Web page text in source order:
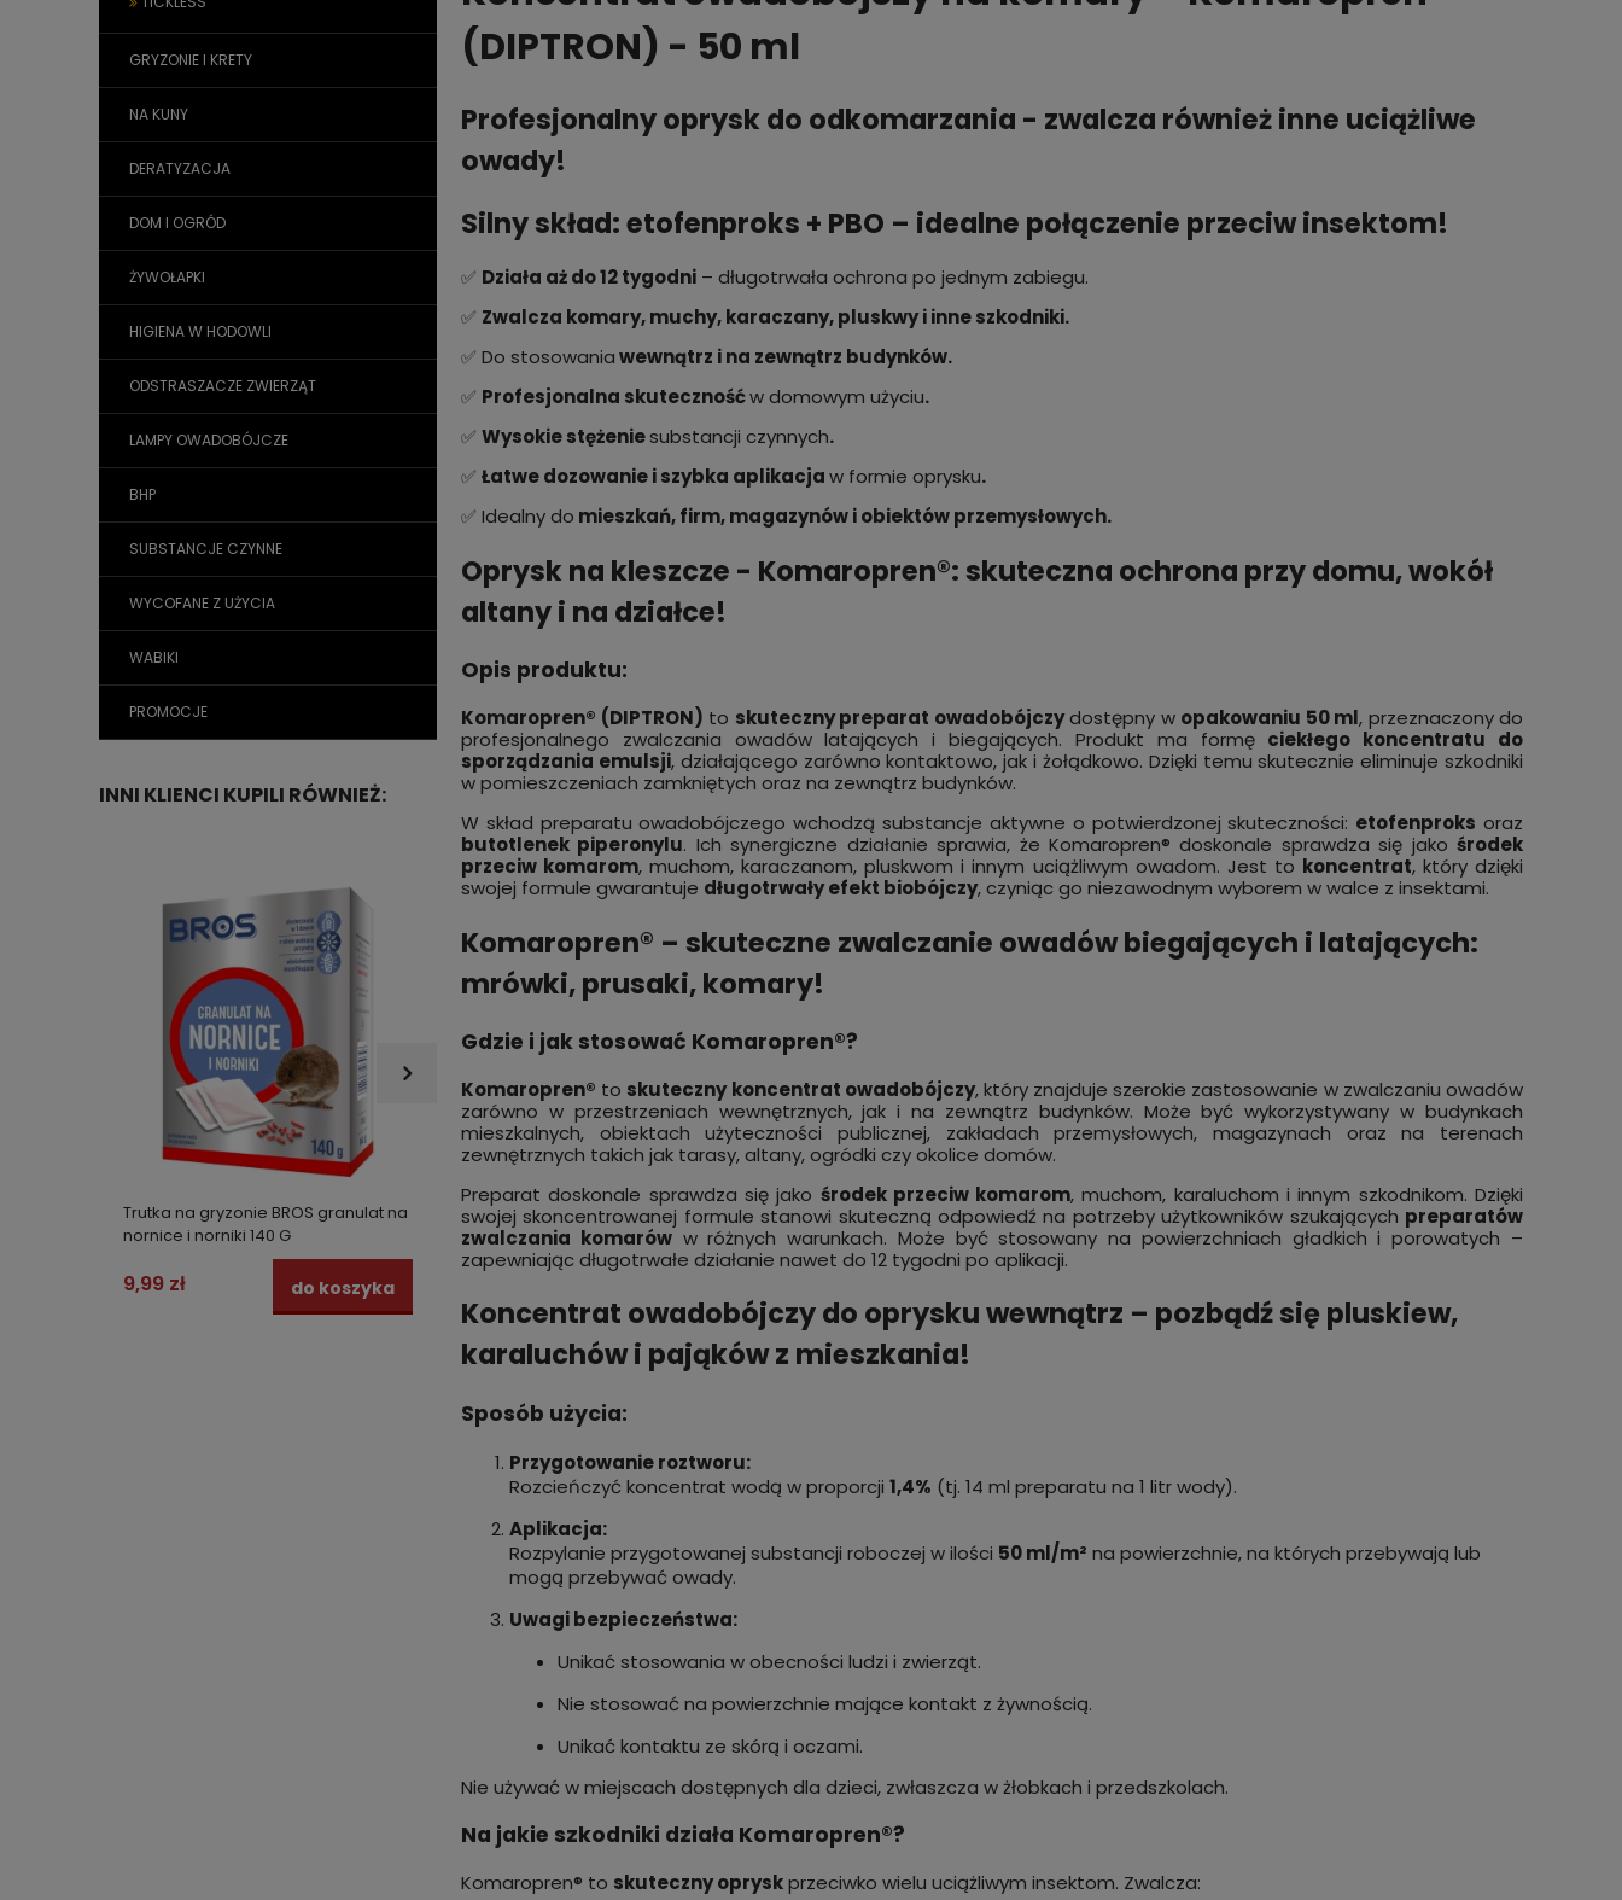
GRYZONIE I KRETY
NA KUNY
DERATYZACJA
DOM I OGRÓD
ŻYWOŁAPKI
HIGIENA W HODOWLI
ODSTRASZACZE ZWIERZĄT
LAMPY OWADOBÓJCZE
BHP
SUBSTANCJE CZYNNE
WYCOFANE Z UŻYCIA
WABIKI
PROMOCJE
INNI KLIENCI KUPILI RÓWNIEŻ:
Trutka na gryzonie BROS granulat na
nornice i norniki 140 G
9,99 zł do koszyka
Środek na komary oprysk
koncentrat BEST KOMAROPREN
DIPTRON 1 l
MUGGA EXTRA STRONG DEET 50%
spray 75 ml + roll-on 50 ml na
KOMARY i KLESZCZE
Pułapka na muchy końskie, gzy, bąki
H-TRAP na 10000 m2
(DIPTRON) - 50 ml
Profesjonalny oprysk do odkomarzania - zwalcza również inne uciążliwe
owady!
Silny skład: etofenproks + PBO – idealne połączenie przeciw insektom!
✅ Działa aż do 12 tygodni – długotrwała ochrona po jednym zabiegu.
✅ Zwalcza komary, muchy, karaczany, pluskwy i inne szkodniki.
✅ Do stosowaniawewnątrz i na zewnątrz budynków.
✅ Profesjonalna skutecznośćw domowym użyciu.
✅ Wysokie stężeniesubstancji czynnych.
✅ Łatwe dozowanie i szybka aplikacjaw formie oprysku.
✅ Idealny do mieszkań, firm, magazynów i obiektów przemysłowych.
Oprysk na kleszcze - Komaropren®:skuteczna ochrona przy domu, wokół
altany i na działce!
Opis produktu:
Komaropren® (DIPTRON) to skuteczny preparat owadobójczydostępny w opakowaniu 50 ml, przeznaczony do
profesjonalnego zwalczania owadów latających i biegających. Produkt ma formę ciekłego koncentratu do
sporządzania emulsji, działającego zarówno kontaktowo, jak i żołądkowo. Dzięki temu skutecznie eliminuje szkodniki
w pomieszczeniach zamkniętych oraz na zewnątrz budynków.
W skład preparatu owadobójczego wchodzą substancje aktywne o potwierdzonej skuteczności: etofenproks oraz
butotlenek piperonylu. Ich synergiczne działanie sprawia, że Komaropren® doskonale sprawdza się jakośrodek
przeciw komarom, muchom, karaczanom, pluskwom i innym uciążliwym owadom. Jest to koncentrat, który dzięki
swojej formule gwarantuje długotrwały efekt biobójczy, czyniąc go niezawodnym wyborem w walce z insektami.
Komaropren® – skuteczne zwalczanie owadów biegających i latających:
mrówki, prusaki, komary!
Gdzie i jak stosować Komaropren®?
Komaropren® to skuteczny koncentrat owadobójczy, który znajduje szerokie zastosowanie w zwalczaniu owadów
zarówno w przestrzeniach wewnętrznych, jak i na zewnątrz budynków. Może być wykorzystywany w budynkach
mieszkalnych, obiektach użyteczności publicznej, zakładach przemysłowych, magazynach oraz na terenach
zewnętrznych takich jak tarasy, altany, ogródki czy okolice domów.
Preparat doskonale sprawdza się jako środek przeciw komarom, muchom, karaluchom i innym szkodnikom. Dzięki
swojej skoncentrowanej formule stanowi skuteczną odpowiedź na potrzeby użytkowników szukających preparatów
zwalczania komaróww różnych warunkach. Może być stosowany na powierzchniach gładkich i porowatych –
zapewniając długotrwałe działanie nawet do 12 tygodni po aplikacji.
Koncentrat owadobójczy do oprysku wewnątrz – pozbądź się pluskiew,
karaluchów i pająków z mieszkania!
Sposób użycia:
Przygotowanie roztworu:
Rozcieńczyć koncentrat wodą w proporcji 1,4% (tj. 14 ml preparatu na 1 litr wody).
Aplikacja:
Rozpylanie przygotowanej substancji roboczej w ilości 50 ml/m² na powierzchnie, na których przebywają lub
mogą przebywać owady.
Uwagi bezpieczeństwa:
Unikać stosowania w obecności ludzi i zwierząt.
Nie stosować na powierzchnie mające kontakt z żywnością.
Unikać kontaktu ze skórą i oczami.
Nie używać w miejscach dostępnych dla dzieci, zwłaszcza w żłobkach i przedszkolach.
Na jakie szkodniki działa Komaropren®?
Komaropren® to skuteczny opryskprzeciwko wielu uciążliwym insektom. Zwalcza: